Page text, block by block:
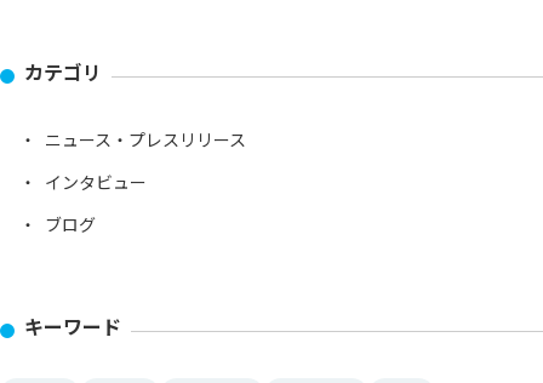
カテゴリ
ニュース・プレスリリース
インタビュー
ブログ
キーワード